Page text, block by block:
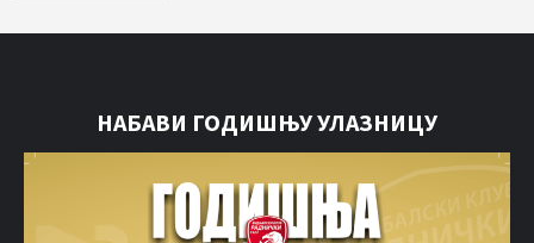
НАБАВИ ГОДИШЊУ УЛАЗНИЦУ